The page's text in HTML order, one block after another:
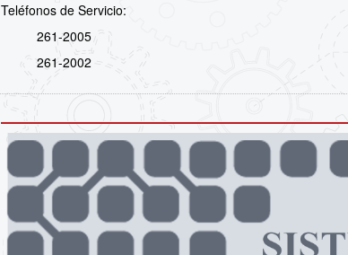
Teléfonos de Servicio:
261-2005
261-2002